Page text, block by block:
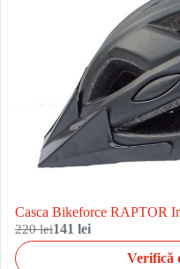
Casca Bikeforce RAPTOR
220 lei141 lei
Verifică